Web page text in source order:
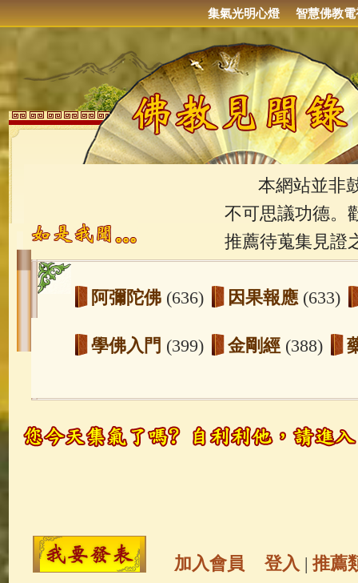
集氣光明心燈 智慧佛教電
本網站並非鼓
不可思議功德。
推薦待蒐集見證
阿彌陀佛 (636) 因果報應 (633)
學佛入門 (399) 金剛經 (388)
玉曆寶鈔(236) 地藏經(225)
觀世音菩薩 (146) 聖救度佛母(
金山活佛
加入會員 登入 | 推薦